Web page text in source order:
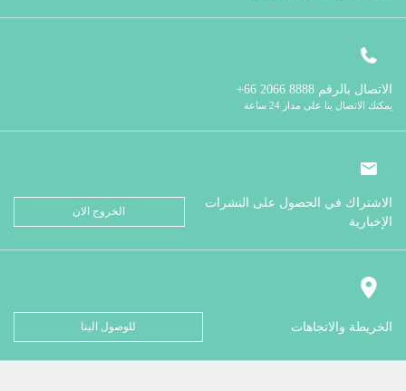
الاتصال بالرقم
يمكنك الاتصال بنا على مدار 24 ساعة
الاشتراك في الحصول على النشرات
الإخبارية
الخروج الان
الخريطة والاتجاهات للوصول الينا